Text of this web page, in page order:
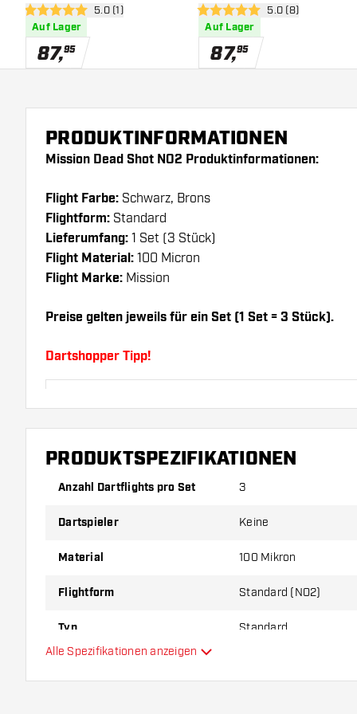
Bewertungsbereich öffnen
5 Bewertungssterne
5.0 (1)
Auf Lager
87,95
5 Bewertungssterne
5.0 (8)
Auf Lager
87,95
PRODUKTINFORMATIONEN
Mission Dead Shot NO2 Produktinformationen:
Flight Farbe: Schwarz, Brons
Flightform: Standard
Lieferumfang: 1 Set (3 Stück)
Flight Material: 100 Micron
Flight Marke: Mission
Preise gelten jeweils für ein Set (1 Set = 3 Stück).
Dartshopper Tipp!
Probieren Sie eine andere Form, ein anderes
Dicke der Flights aus, um herauszufinden, welche
PRODUKTSPEZIFIKATIONEN
Anzahl Dartflights pro Set 3
Dartspieler Keine
Material 100 Mikron
Flightform Standard (NO2)
Typ Standard
Alle Spezifikationen anzeigen